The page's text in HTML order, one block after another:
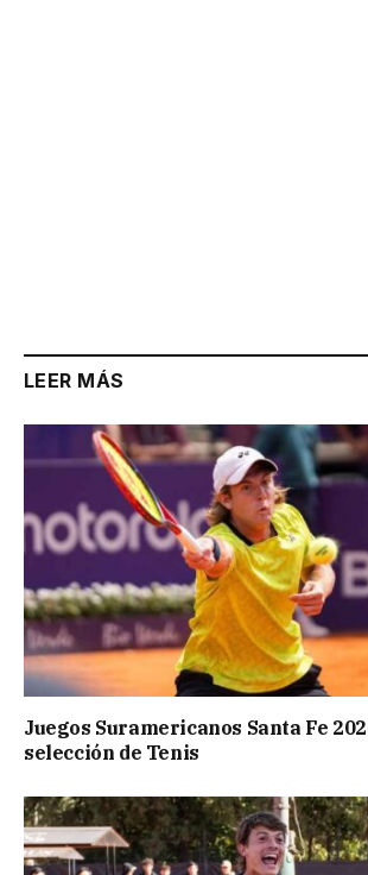
LEER MÁS
Juegos Suramericanos Santa Fe
selección de Tenis